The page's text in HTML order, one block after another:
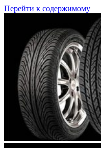
Перейти к содержимому